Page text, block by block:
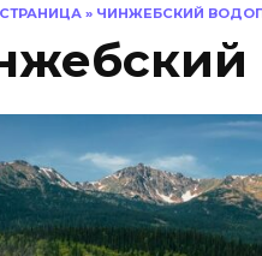
» ЧИНЖЕБСКИЙ